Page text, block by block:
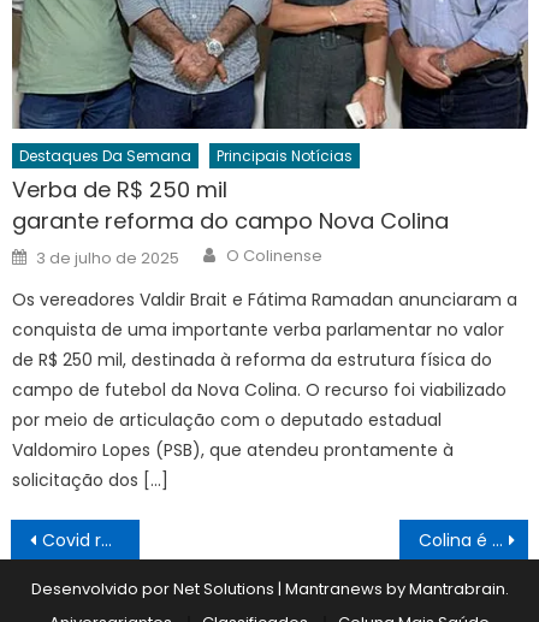
Destaques Da Semana Principais Notícias
Verba de R$ 250 mil
garante reforma do campo Nova Colina
Posted
on
3 de julho de 2025 Author
O Colinense
Os vereadores Valdir Brait e Fátima Ramadan anunciaram a
conquista de uma importante verba parlamentar no valor
de R$ 250 mil, destinada à reforma da estrutura física do
campo de futebol da Nova Colina. O recurso foi viabilizado
por meio de articulação com o deputado estadual
Valdomiro Lopes (PSB), que atendeu prontamente à
solicitação dos […]
Navegação
de
Post
Covid ressurge com registro de casos Colina é destaque no futebol de base
Desenvolvido por Net Solutions | Mantranews byMantrabrain.